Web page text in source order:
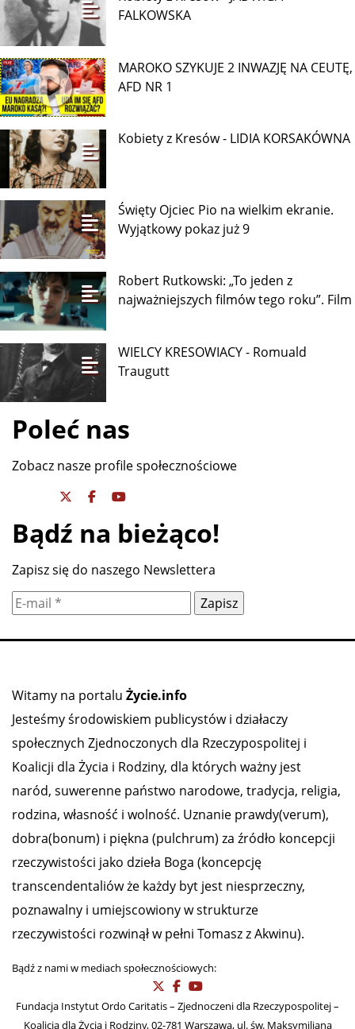
FALKOWSKA
MAROKO SZYKUJE 2 INWAZJĘ NA CEUTĘ,
AFD NR 1
Kobiety z Kresów - LIDIA KORSAKÓWNA
Święty Ojciec Pio na wielkim ekranie.
Wyjątkowy pokaz już 9
Robert Rutkowski: „To jeden z
najważniejszych filmów tego roku”. Film
WIELCY KRESOWIACY - Romuald
Traugutt
Poleć nas
Zobacz nasze profile społecznościowe
Bądź na bieżąco!
Zapisz się do naszego Newslettera
Witamy na portalu Życie.info
Jesteśmy środowiskiem publicystów i działaczy
społecznych Zjednoczonych dla Rzeczypospolitej i
Koalicji dla Życia i Rodziny, dla których ważny jest
naród, suwerenne państwo narodowe, tradycja, religia,
rodzina, własność i wolność. Uznanie prawdy(verum),
dobra(bonum) i piękna (pulchrum) za źródło koncepcji
rzeczywistości jako dzieła Boga (koncepcję
transcendentaliów że każdy byt jest niesprzeczny,
poznawalny i umiejscowiony w strukturze
rzeczywistości rozwinął w pełni Tomasz z Akwinu).
Bądź z nami w mediach społecznościowych:
Fundacja Instytut Ordo Caritatis – Zjednoczeni dla Rzeczypospolitej –
Koalicja dla Życia i Rodziny, 02-781 Warszawa, ul. św. Maksymiliana